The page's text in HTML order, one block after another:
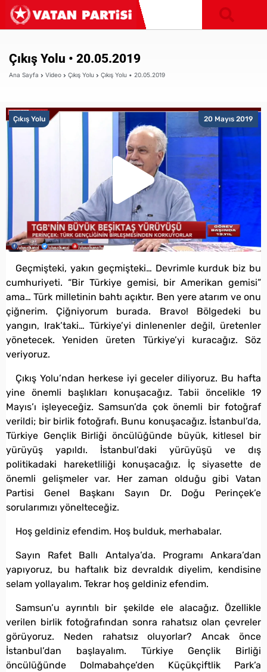
Çıkış Yolu • 20.05.2019
Ana Sayfa Video Çıkış Yolu Çıkış Yolu • 20.05.2019
20 Mayıs 2019
Çıkış Yolu
Geçmişteki, yakın geçmişteki… Devrimle kurduk biz bu
cumhuriyeti. “Bir Türkiye gemisi, bir Amerikan gemisi”
ama… Türk milletinin bahtı açıktır. Ben yere atarım ve onu
çiğnerim. Çiğniyorum burada. Bravo! Bölgedeki bu
yangın, Irak’taki… Türkiye’yi dinlenenler değil, üretenler
yönetecek. Yeniden üreten Türkiye’yi kuracağız. Söz
veriyoruz.
Çıkış Yolu’ndan herkese iyi geceler diliyoruz. Bu hafta
yine önemli başlıkları konuşacağız. Tabii öncelikle 19
Mayıs’ı işleyeceğiz. Samsun’da çok önemli bir fotoğraf
verildi; bir birlik fotoğrafı. Bunu konuşacağız. İstanbul’da,
Türkiye Gençlik Birliği öncülüğünde büyük, kitlesel bir
yürüyüş yapıldı. İstanbul’daki yürüyüşü ve dış
politikadaki hareketliliği konuşacağız. İç siyasette de
önemli gelişmeler var. Her zaman olduğu gibi Vatan
Partisi Genel Başkanı Sayın Dr. Doğu Perinçek’e
sorularımızı yönelteceğiz.
Hoş geldiniz efendim. Hoş bulduk, merhabalar.
Sayın Rafet Ballı Antalya’da. Programı Ankara’dan
yapıyoruz, bu haftalık biz devraldık diyelim, kendisine
selam yollayalım. Tekrar hoş geldiniz efendim.
Samsun’u ayrıntılı bir şekilde ele alacağız. Özellikle
verilen birlik fotoğrafından sonra rahatsız olan çevreler
görüyoruz. Neden rahatsız oluyorlar? Ancak önce
İstanbul’dan başlayalım. Türkiye Gençlik Birliği
öncülüğünde Dolmabahçe’den Küçükçiftlik Park’a